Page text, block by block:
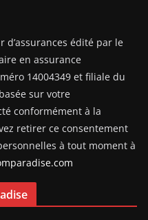
d’assurances édité par le
en assurance
14004349 et filiale du
sur votre
conformément à la
retirer ce consentement
à tout moment à